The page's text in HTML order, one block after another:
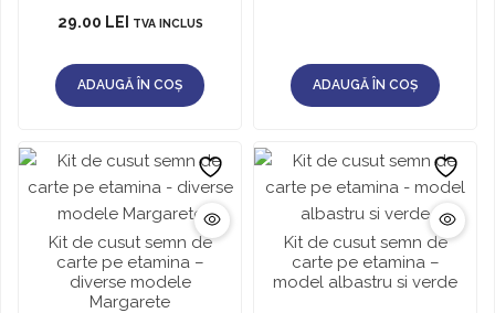
29.00 LEI TVA INCLUS
ADAUGĂ ÎN COȘ ADAUGĂ ÎN COȘ
Kit de cusut semn de
carte pe etamina –
diverse modele
Margarete
Kit de cusut semn de
carte pe etamina –
model albastru si verde